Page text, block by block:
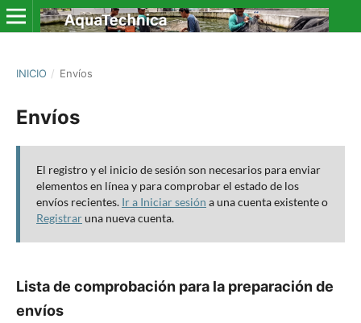
INICIO / Envíos
Envíos
El registro y el inicio de sesión son necesarios para enviar
elementos en línea y para comprobar el estado de los
envíos recientes. Ir a Iniciar sesión a una cuenta existente o
Registraruna nueva cuenta.
Lista de comprobación para la preparación de
envíos